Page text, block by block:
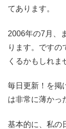
てあります。
2006年の7月、
ります。ですの
くるかもしれま
毎日更新！を掲
は非常に薄か
基本的に、私の